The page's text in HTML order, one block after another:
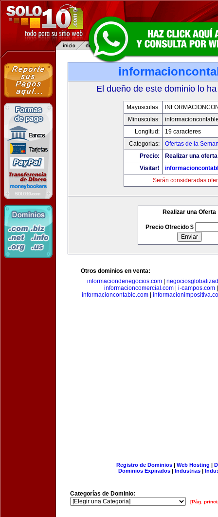
El dueño de este dominio lo
Mayusculas:
Minusculas:
Longitud:
19 caracteres
Categorias:
Ofertas de la
Precio:
Realizar una
Visitar!
Serán consideradas
Realizar una Oferta
Precio Ofrecido $
Otros dominios en venta:
informaciondenegocios.com|
informacioncomercial.com| i-campos.com
informacioncontable.com
Registro de Dominios| Web Hosting |
Dominios Expirados | Industrias |
Categorías de Dominio:
[Pág.